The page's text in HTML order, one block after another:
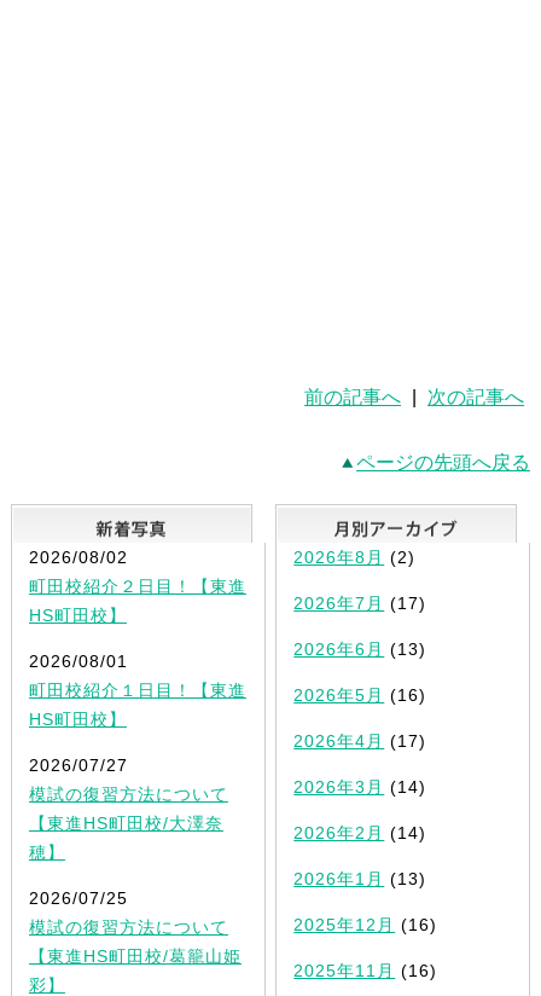
前の記事へ 次の記事へ
ページの先頭へ戻る
新着写真
2026/08/02
町田校紹介２日目！【東進
HS町田校】
2026/08/01
町田校紹介１日目！【東進
HS町田校】
2026/07/27
模試の復習方法について
【東進HS町田校/大澤奈
穂】
2026/07/25
模試の復習方法について
【東進HS町田校/葛籠山姫
彩】
2026年8月 (2)
2026年7月 (17)
2026年6月 (13)
2026年5月 (16)
2026年4月 (17)
2026年3月 (14)
2026年2月 (14)
2026年1月 (13)
2025年12月 (16)
2025年11月 (16)